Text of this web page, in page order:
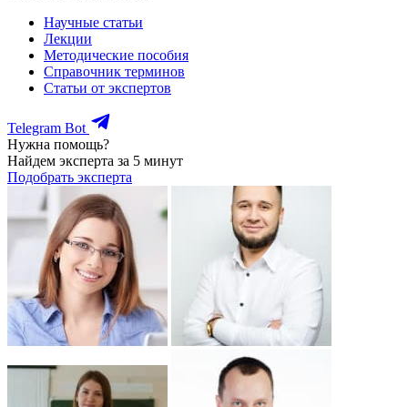
Научные статьи
Лекции
Методические пособия
Справочник терминов
Статьи от экспертов
Telegram Bot
Нужна помощь?
Найдем эксперта за 5 минут
Подобрать эксперта